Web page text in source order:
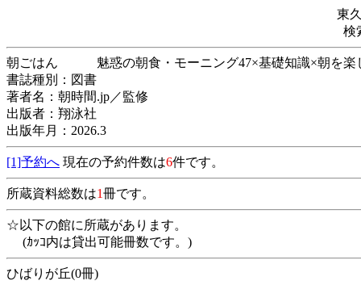
東
検
朝ごはん 魅惑の朝食・モーニング47×基礎知識×
書誌種別：図書
著者名：朝時間.jp／監修
出版者：翔泳社
出版年月：2026.3
[1]予約へ 現在の予約件数は6件です。
所蔵資料総数は1冊です。
☆以下の館に所蔵があります。
(ｶｯｺ内は貸出可能冊数です。)
ひばりが丘(0冊)